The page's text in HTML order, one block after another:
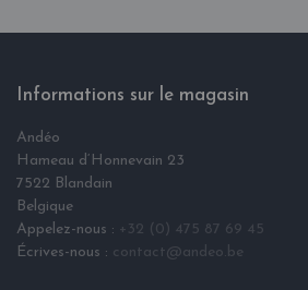
Informations sur le magasin
Andéo
Hameau d‘Honnevain 23
7522 Blandain
Belgique
Appelez-nous : +32 (0) 475 87 69 45
Écrives-nous : contact@andeo.be